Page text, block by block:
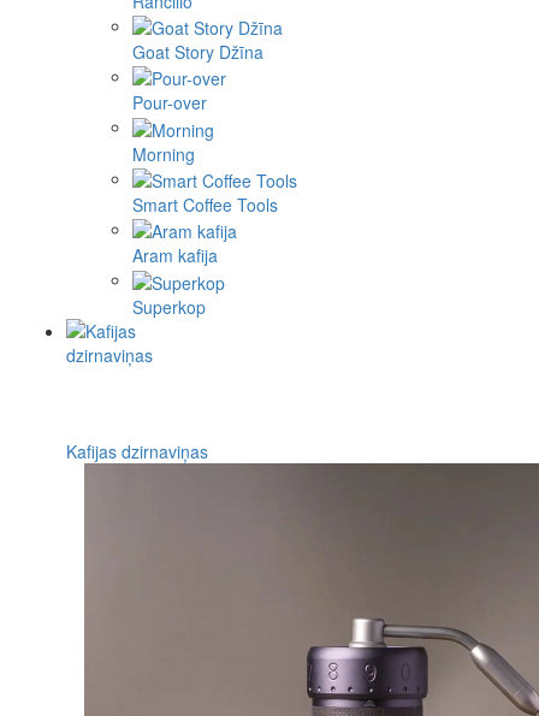
Goat Story Džīna
Pour-over
Morning
Smart Coffee Tools
Aram kafija
Superkop
Kafijas dzirnaviņas